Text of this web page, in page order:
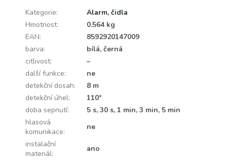
Kategorie:
Alarm, čidla
Hmotnost:
0.564 kg
EAN:
8592920147009
barva:
bílá, černá
citlivost:
–
další funkce:
ne
detekční dosah:
8 m
detekční úhel:
110°
doba sepnutí:
5 s, 30 s, 1 min, 3 min, 5 min
hlasová
komunikace:
ne
instalační
materiál:
ano